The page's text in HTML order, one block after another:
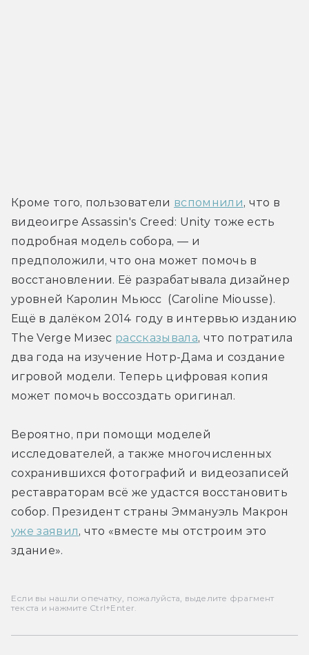
Кроме того, пользователи вспомнили, что в
видеоигре Assassin's Creed: Unity тоже есть
подробная модель собора, — и
предположили, что она может помочь в
восстановлении. Её разрабатывала дизайнер
уровней Каролин Мьюсс  (Caroline Miousse).
Ещё в далёком 2014 году в интервью изданию
The Verge Мизес рассказывала, что потратила
два года на изучение Нотр-Дама и создание
игровой модели. Теперь цифровая копия
может помочь воссоздать оригинал.
Вероятно, при помощи моделей
исследователей, а также многочисленных
сохранившихся фотографий и видеозаписей
реставраторам всё же удастся восстановить
уже заявил, что «вместе мы отстроим это
здание».
Если вы нашли опечатку, пожалуйста, выделите фрагмент
текста и нажмите Ctrl+Enter.